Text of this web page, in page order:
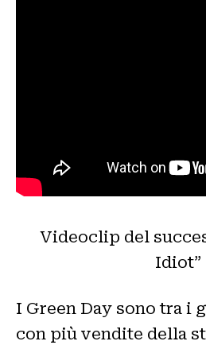
Videoclip del
Idiot”
I Green Day sono tra i
con più vendite della